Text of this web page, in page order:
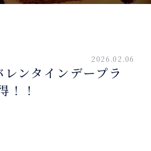
2026.02.06
ンタインデープラ
！！